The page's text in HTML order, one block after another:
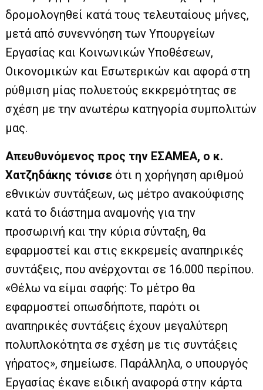
δρομολογηθεί κατά τους τελευταίους μήνες,
μετά από συνεννόηση των Yπουργείων
Εργασίας και Κοινωνικών Υποθέσεων,
Οικονομικών και Εσωτερικών και αφορά στη
ρύθμιση μίας πολυετούς εκκρεμότητας σε
σχέση με την ανωτέρω κατηγορία συμπολιτών
μας.
Απευθυνόμενος προς την ΕΣΑΜΕΑ, ο κ.
Χατζηδάκης τόνισε ότι η χορήγηση αριθμού
εθνικών συντάξεων, ως μέτρο ανακούφισης
κατά το διάστημα αναμονής για την
προσωρινή και την κύρια σύνταξη, θα
εφαρμοστεί και στις εκκρεμείς αναπηρικές
συντάξεις, που ανέρχονται σε 16.000 περίπου.
«Θέλω να είμαι σαφής: Το μέτρο θα
εφαρμοστεί οπωσδήποτε, παρότι οι
αναπηρικές συντάξεις έχουν μεγαλύτερη
πολυπλοκότητα σε σχέση με τις συντάξεις
γήρατος», σημείωσε. Παράλληλα, ο υπουργός
Εργασίας έκανε ειδική αναφορά στην κάρτα